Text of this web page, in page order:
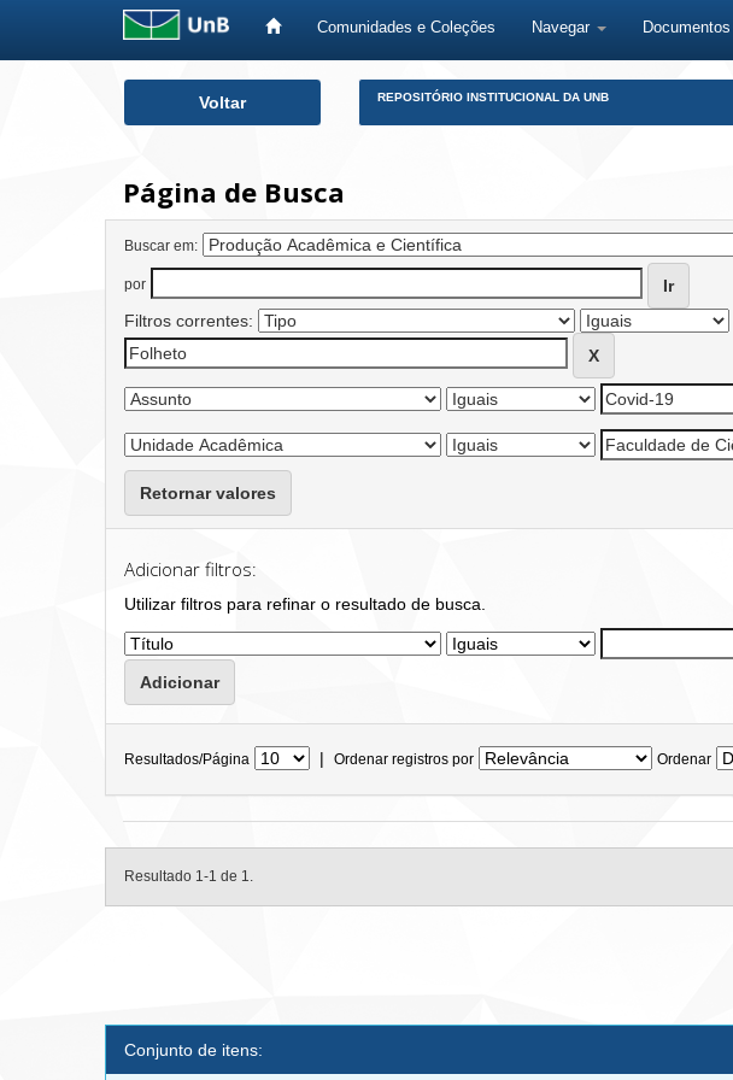
Comunidades e Coleções Navegar Documentos
Voltar REPOSITÓRIO INSTITUCIONAL DA UNB
Página de Busca
Buscar em:
por
Filtros correntes:
Retornar valores
Adicionar filtros:
Utilizar filtros para refinar o resultado de busca.
Resultados/Página | Ordenar registros por Ordenar
Resultado 1-1 de 1.
Conjunto de itens: